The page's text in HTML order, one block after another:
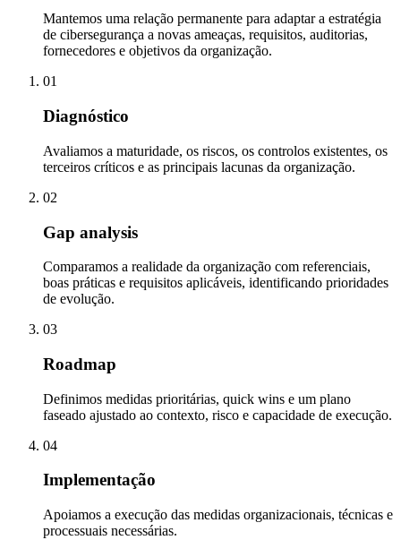
Mantemos uma relação permanente para adaptar a estratégia
de cibersegurança a novas ameaças, requisitos, auditorias,
fornecedores e objetivos da organização.
01
Diagnóstico
Avaliamos a maturidade, os riscos, os controlos existentes, os
terceiros críticos e as principais lacunas da organização.
02
Gap analysis
Comparamos a realidade da organização com referenciais,
boas práticas e requisitos aplicáveis, identificando prioridades
de evolução.
03
Roadmap
Definimos medidas prioritárias, quick wins e um plano
faseado ajustado ao contexto, risco e capacidade de execução.
04
Implementação
Apoiamos a execução das medidas organizacionais, técnicas e
processuais necessárias.